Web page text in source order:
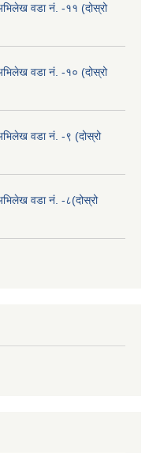
अभिलेख वडा नं. -११ (दोस्रो
अभिलेख वडा नं. -१० (दोस्रो
अभिलेख वडा नं. -९ (दोस्रो
अभिलेख वडा नं. -८(दोस्रो